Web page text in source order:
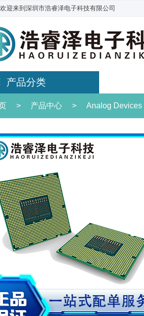
迎来到深圳市浩睿泽电子科技有限公司
产品分类
> 产品中心 > Analog Devices